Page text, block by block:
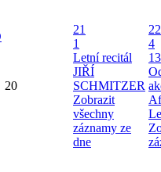
20
21
1
Letní recitál
JIŘÍ
SCHMITZER
Zobrazit
všechny
záznamy ze
dne
22
4